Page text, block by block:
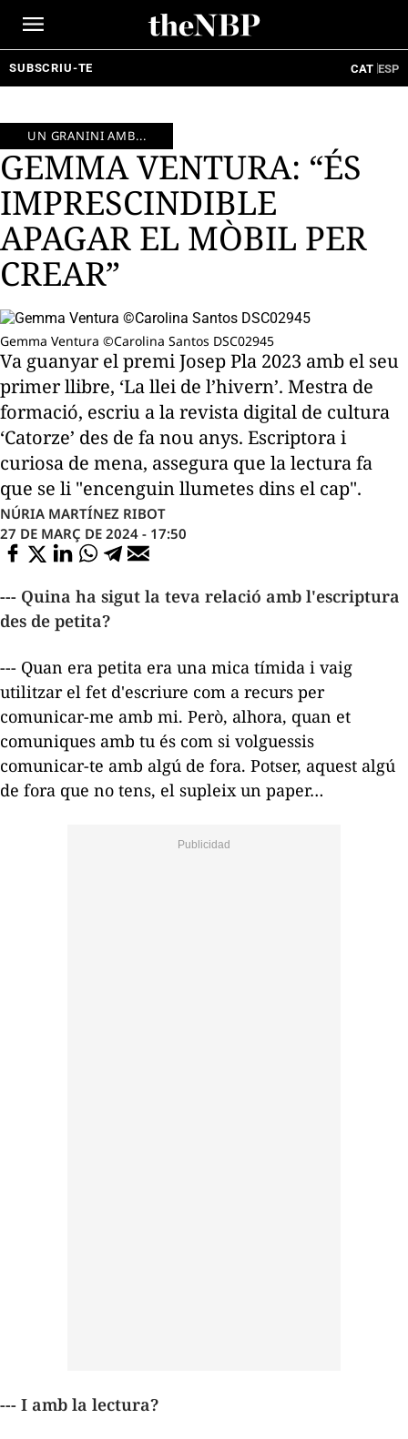
SUBSCRIU-TE CAT ESP
UN GRANINI AMB...
GEMMA VENTURA: “ÉS
IMPRESCINDIBLE
APAGAR EL MÒBIL PER
CREAR”
Gemma Ventura ©Carolina Santos DSC02945
Va guanyar el premi Josep Pla 2023 amb el seu
primer llibre, ‘La llei de l’hivern’. Mestra de
formació, escriu a la revista digital de cultura
‘Catorze’ des de fa nou anys. Escriptora i
curiosa de mena, assegura que la lectura fa
que se li "encenguin llumetes dins el cap".
NÚRIA MARTÍNEZ RIBOT
27 DE MARÇ DE 2024 - 17:50
--- Quina ha sigut la teva relació amb l'escriptura
des de petita?
--- Quan era petita era una mica tímida i vaig
utilitzar el fet d'escriure com a recurs per
comunicar-me amb mi. Però, alhora, quan et
comuniques amb tu és com si volguessis
comunicar-te amb algú de fora. Potser, aquest algú
de fora que no tens, el supleix un paper…
--- I amb la lectura?